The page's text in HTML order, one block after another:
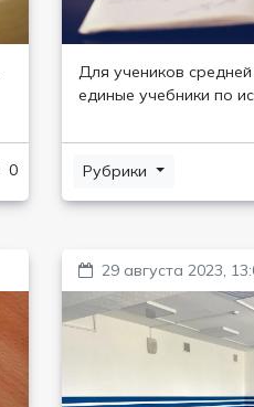
0
Для учеников
единые учебники по
Рубрики
29 августа 2023,